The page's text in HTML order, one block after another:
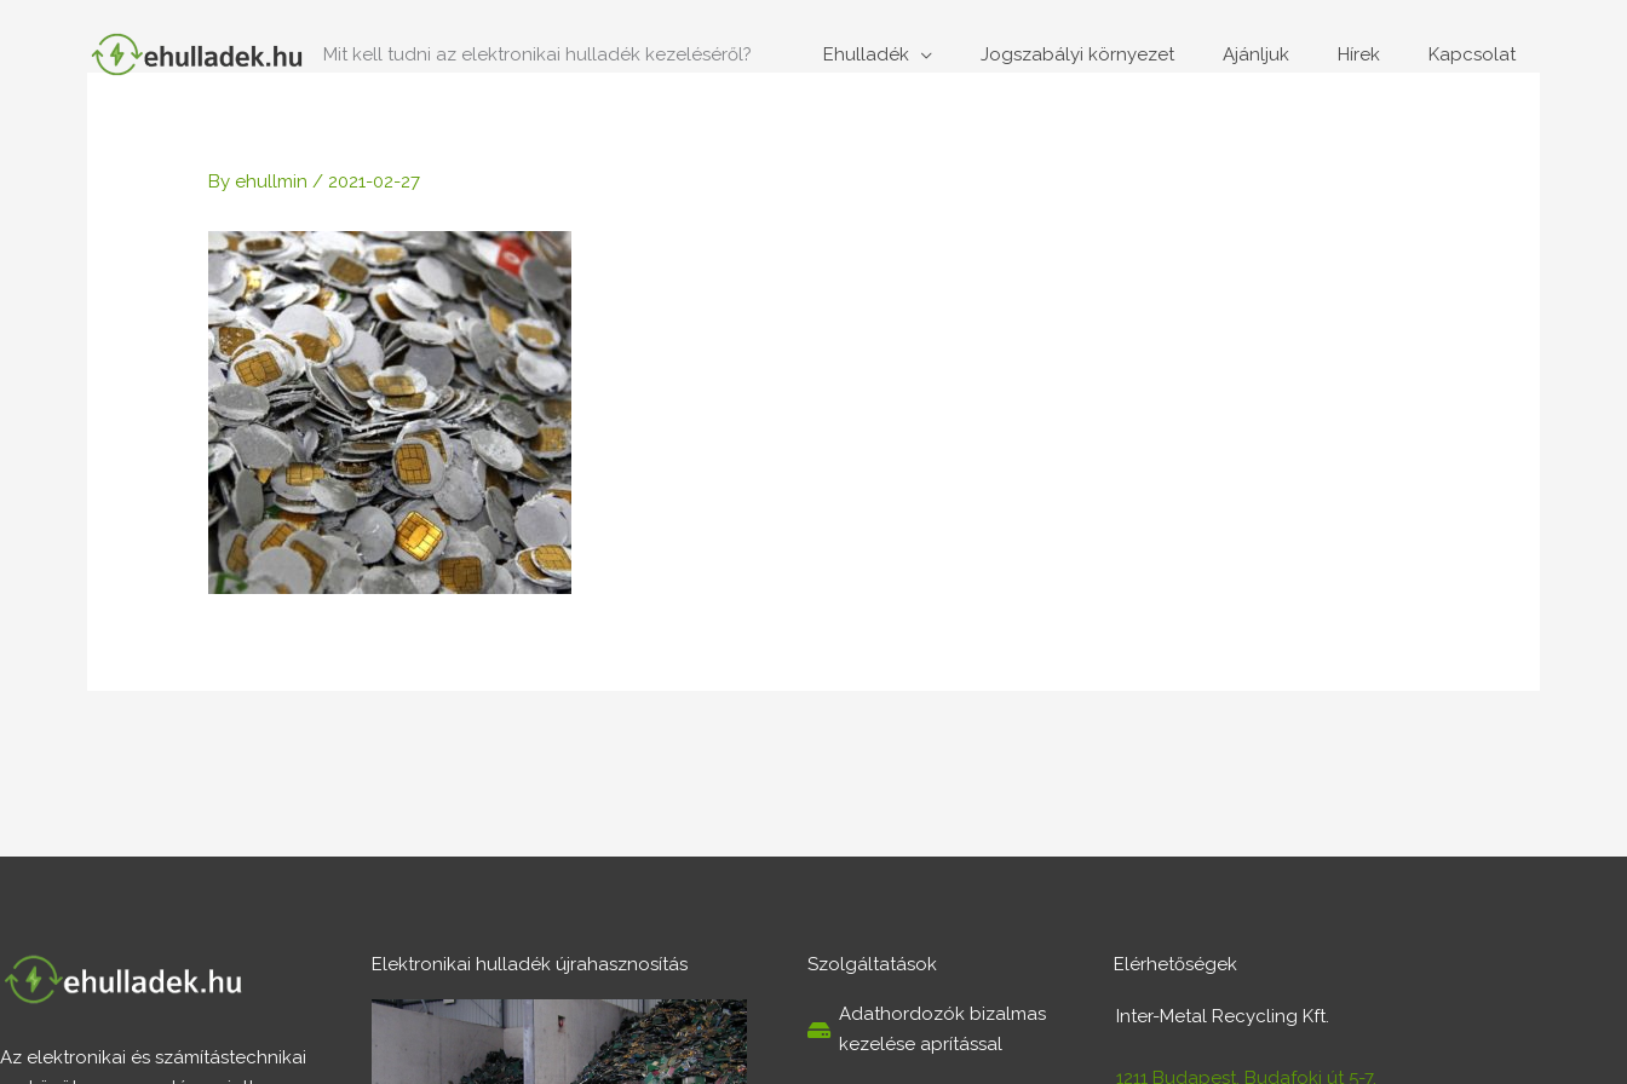
Mit kell tudni az elektronikai hulladék kezeléséről? Ehulladék Jogszabályi környezet Ajánljuk Hírek Kapcsolat
By ehullmin/ 2021-02-27
Az elektronikai és számítástechnikai
Elektronikai hulladék újrahasznosítás Szolgáltatások
Adathordozók bizalmas
kezelése aprítással
Elérhetőségek
Inter-Metal Recycling Kft.
1211 Budapest, Budafoki út 5-7.